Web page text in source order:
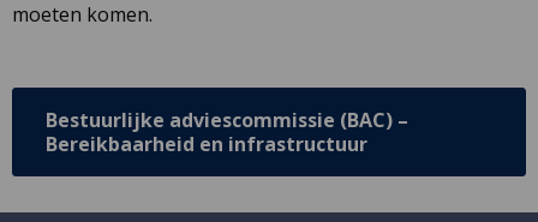
moeten komen.
Bestuurlijke adviescommissie (BAC) –
Bereikbaarheid en infrastructuur